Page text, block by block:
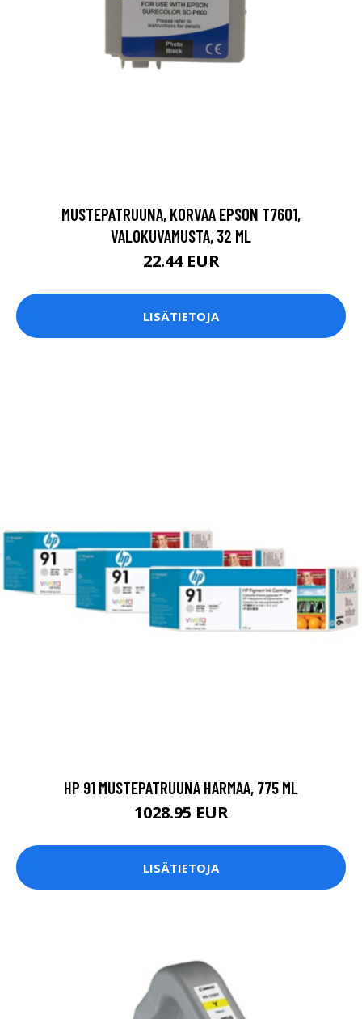
MUSTEPATRUUNA, KORVAA EPSON T7601,
VALOKUVAMUSTA, 32 ML
22.44 EUR
LISÄTIETOJA
HP 91 MUSTEPATRUUNA HARMAA, 775 ML
1028.95 EUR
LISÄTIETOJA